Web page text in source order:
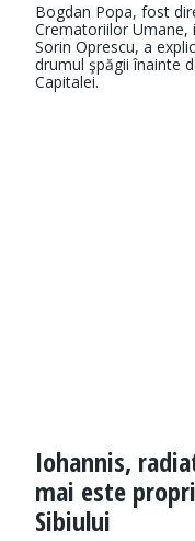
Bogdan Popa, fost
Crematoriilor Umane,
Sorin Oprescu, a
drumul şpăgii înainte
Capitalei.
Iohannis,
mai este
Sibiului